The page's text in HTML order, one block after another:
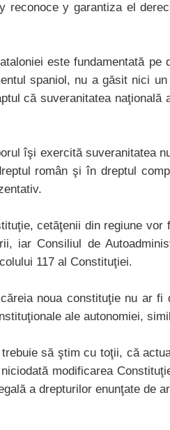
reconoce y garantiza el
este fundamentată pe
spaniol, nu a găsit nici
că suveranitatea naţională
îşi exercită suveranitatea
român şi în dreptul
cetăţenii din regiune vor
iar Consiliul de
117 al Constituţiei.
noua constituţie nu ar fi
ale autonomiei,
să ştim cu toţii, că
modificarea
a drepturilor enunţate de